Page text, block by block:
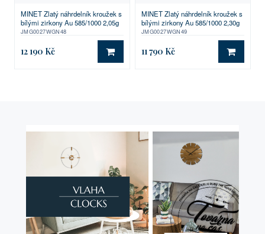
MINET Zlatý náhrdelník kroužek s
bílými zirkony Au 585/1000 2,05g
JMG0027WGN48
12 190 Kč DO KOŠÍKU
MINET Zlatý náhrdelník kroužek s
bílými zirkony Au 585/1000 2,30g
JMG0027WGN49
11 790 Kč DO